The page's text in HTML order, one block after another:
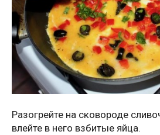
Разогрейте на сковороде
влейте в него взбитые яйца.